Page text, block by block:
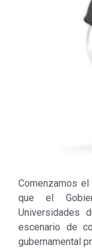
Comenzamos
que el
Universidades
escenario de
gubernamental